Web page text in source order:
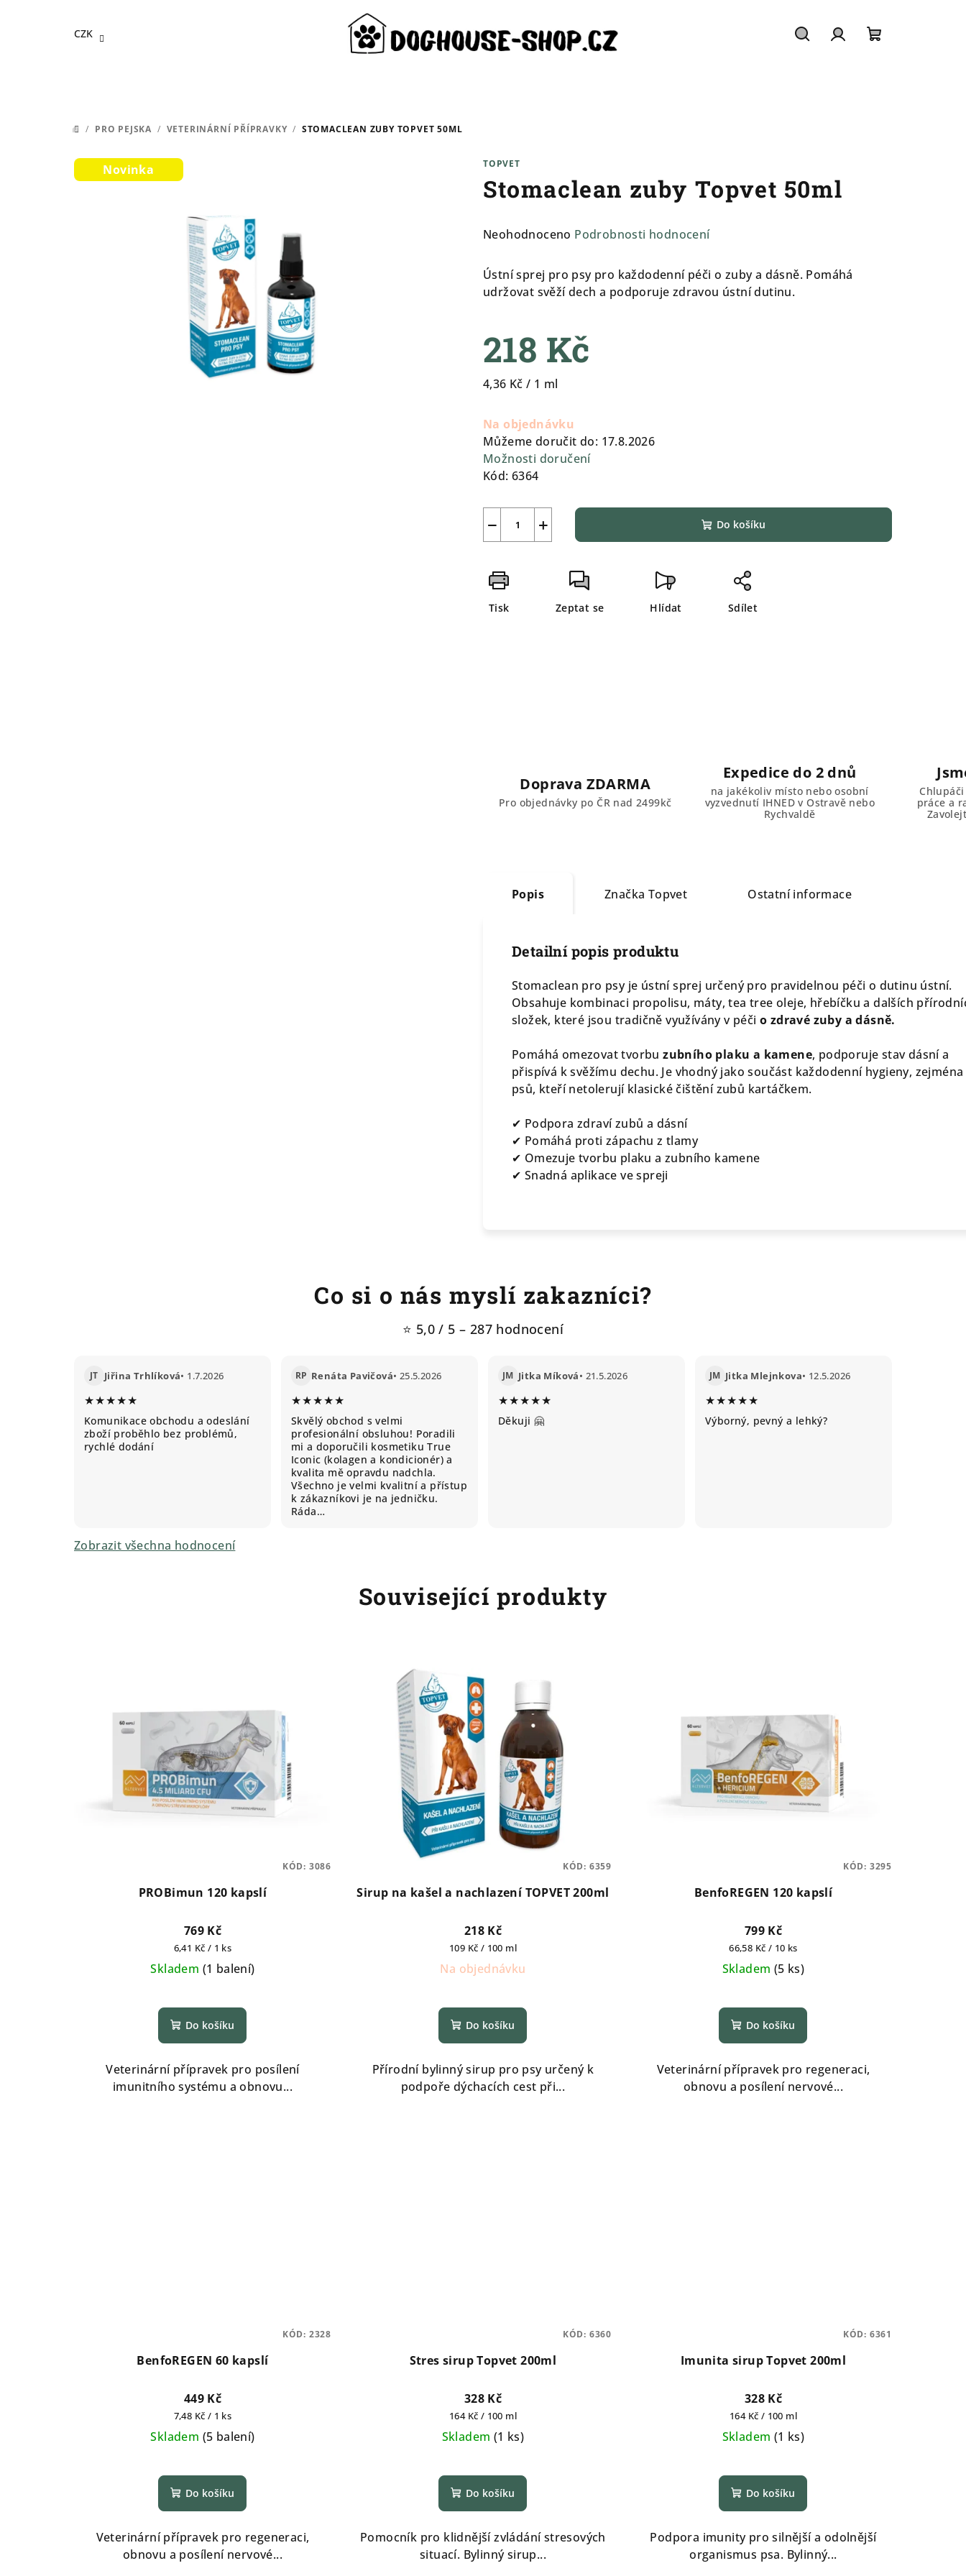
CZK
DOMŮ
/ PRO PEJSKA / VETERINÁRNÍ PŘÍPRAVKY / STOMACLEAN ZUBY TOPVET 50ML
TOPVET
Stomaclean zuby Topvet 50ml
Průměrné
produktu
5
hvězdiček.
Neohodnoceno Podrobnosti hodnocení
Ústní sprej pro psy pro každodenní péči o zuby a dásně. Pomáhá
udržovat svěží dech a podporuje zdravou ústní dutinu.
218 Kč
Měrná
4,36 Kč / 1 ml
Na objednávku
Můžeme doručit do: 17.8.2026
Možnosti doručení
Kód: 6364
+
− Do košíku
Tisk Zeptat se Hlídat Sdílet
Novinka
Doprava ZDARMA
Pro objednávky po ČR nad 2499kč
Expedice do 2 dnů
na jakékoliv místo nebo osobní
vyzvednutí IHNED v Ostravě nebo
Rychvaldě
práce a
Popis Značka Topvet Ostatní informace
Detailní popis produktu
Stomaclean pro psy je ústní sprej určený pro pravidelnou péči o dutinu ústní.
Obsahuje kombinaci propolisu, máty, tea tree oleje, hřebíčku a dalších
složek, které jsou tradičně využívány v péči o zdravé zuby a dásně.
Pomáhá omezovat tvorbuzubního plaku a kamene, podporuje stav dásní a
přispívá k svěžímu dechu. Je vhodný jako součást každodenní hygieny,
psů, kteří netolerují klasické čištění zubů kartáčkem.
✔ Podpora zdraví zubů a dásní
✔ Pomáhá proti zápachu z tlamy
✔ Omezuje tvorbu plaku a zubního kamene
✔ Snadná aplikace ve spreji
Co si o nás myslí zakazníci?
⭐ 5,0 / 5 – 287 hodnocení
JT Jiřina Trhlíková• 1.7.2026
★★★★★
Komunikace obchodu a odeslání
zboží proběhlo bez problémů,
rychlé dodání
RP Renáta Pavičová• 25.5.2026
★★★★★
Skvělý obchod s velmi
profesionální obsluhou! Poradili
mi a doporučili kosmetiku True
Iconic (kolagen a kondicionér) a
kvalita mě opravdu nadchla.
Všechno je velmi kvalitní a přístup
k zákazníkovi je na jedničku.
Ráda…
JM Jitka Míková• 21.5.2026
★★★★★
Děkuji 🤗
JM Jitka Mlejnkova• 12.5.2026
★★★★★
Výborný, pevný a lehký?
Zobrazit všechna hodnocení
Související produkty
PROBimun 120 kapslí
769 Kč
Měrná
cena:
6,41 Kč / 1 ks
Skladem (1 balení)
hodnocení
produktu
je
5,0
z
Do košíku
Veterinární přípravek pro posílení
imunitního systému a obnovu...
KÓD: 3086
Sirup na kašel a nachlazení TOPVET 200ml
218 Kč
Měrná
cena:
109 Kč / 100 ml
Na objednávku
Do košíku
Přírodní bylinný sirup pro psy určený k
podpoře dýchacích cest při...
KÓD: 6359
BenfoREGEN 120 kapslí
799 Kč
Měrná
cena:
66,58 Kč / 10 ks
Skladem (5 ks)
hodnocení
produktu
je
4,5
z
Do košíku
Veterinární přípravek pro regeneraci,
obnovu a posílení nervové...
KÓD: 3295
BenfoREGEN 60 kapslí
449 Kč
Měrná
cena:
7,48 Kč / 1 ks
Skladem (5 balení)
hodnocení
produktu
je
5,0
z
Do košíku
Veterinární přípravek pro regeneraci,
obnovu a posílení nervové...
KÓD: 2328
Stres sirup Topvet 200ml
328 Kč
Měrná
cena:
164 Kč / 100 ml
Skladem (1 ks)
Do košíku
Pomocník pro klidnější zvládání stresových
situací. Bylinný sirup...
KÓD: 6360
Imunita sirup Topvet 200ml
328 Kč
Měrná
cena:
164 Kč / 100 ml
Skladem (1 ks)
Do košíku
Podpora imunity pro silnější a odolnější
organismus psa. Bylinný...
KÓD: 6361